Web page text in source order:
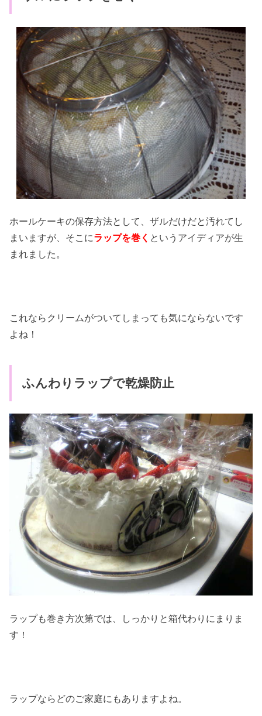
ホールケーキの保存方法として、ザルだけだと汚れてし
まいますが、そこにラップを巻く というアイディアが生
まれました。
これならクリームがついてしまっても気にならないです
よね！
ふんわりラップで乾燥防止
ラップも巻き方次第では、しっかりと箱代わりにまりま
す！
ラップならどのご家庭にもありますよね。